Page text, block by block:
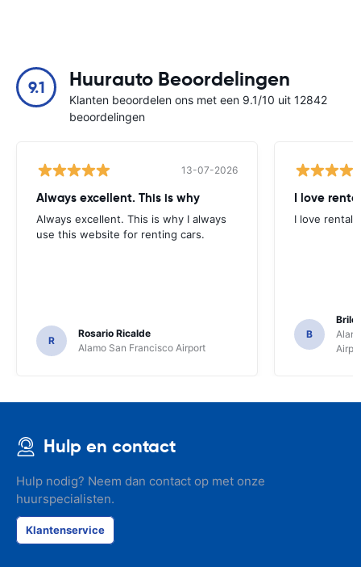
9.1 Huurauto Beoordelingen
Klanten beoordelen ons met een 9.1/10 uit 12842
beoordelingen
13-07-2026
Always excellent. This is why
Always excellent. This is why I always
use this website for renting cars.
R
Rosario Ricalde
Alamo San Francisco Airport
I love
I love rental
B
Hulp en contact
Hulp nodig? Neem dan contact op met onze
huurspecialisten.
Klantenservice